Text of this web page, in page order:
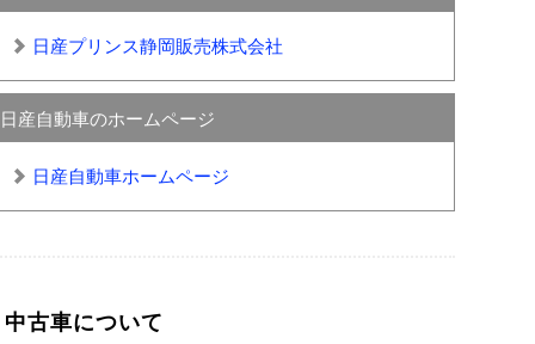
日産プリンス静岡販売株式会社
日産自動車のホームページ
日産自動車ホームページ
中古車について